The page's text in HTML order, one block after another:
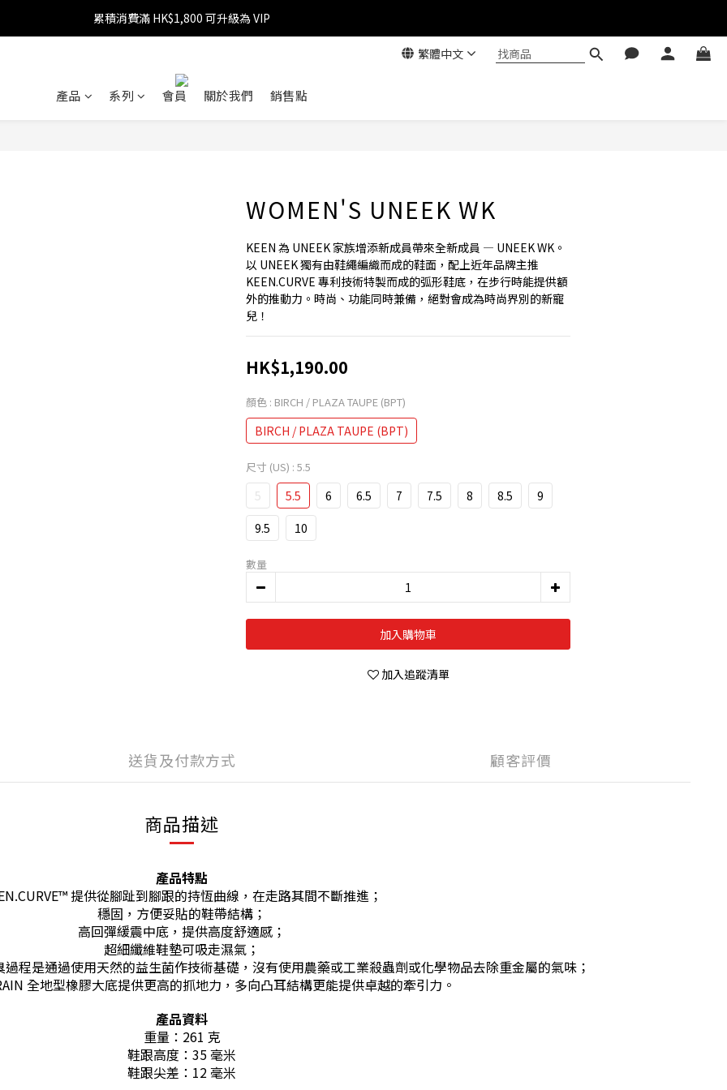
消費滿 HK$599 免運費
累積消費滿 HK$1,800 可升級為 VIP
消費滿 HK$599 免運費
繁體中文
產品 系列 會員 關於我們 銷售點
WOMEN'S UNEEK WK
KEEN 為 UNEEK 家族增添新成員帶來全新成員 — UNEEK WK。
以 UNEEK 獨有由鞋繩編織而成的鞋面，配上近年品牌主推
KEEN.CURVE 專利技術特製而成的弧形鞋底，在步行時能提供額
外的推動力。時尚、功能同時兼備，絕對會成為時尚界別的新寵
兒！
HK$1,190.00
顏色 : BIRCH / PLAZA TAUPE (BPT)
BIRCH / PLAZA TAUPE (BPT)
尺寸 (US) : 5.5
5 5.5 6 6.5 7 7.5 8 8.5
9
9.5
10
數量
加入購物車
加入追蹤清單
送貨及付款方式 顧客評價
商品描述
產品特點
提供從腳趾到腳跟的持恆曲線，在走路其間不斷推進；
穩固，方便妥貼的鞋帶結構；
高回彈緩震中底，提供高度舒適感；
超細纖維鞋墊可吸走濕氣；
程是通過使用天然的益生菌作技術基礎，沒有使用農藥或工業殺蟲劑或化學物品去除重金屬的氣味；
全地型橡膠大底提供更高的抓地力，多向凸耳結構更能提供卓越的牽引力。
產品資料
重量：261 克
鞋跟高度：35 毫米
鞋跟尖差：12 毫米